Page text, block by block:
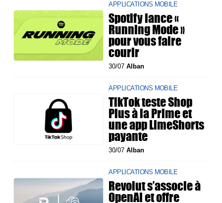
APPLICATIONS MOBILE
Spotify lance «
Running Mode »
pour vous faire
courir
30/07Alban
APPLICATIONS MOBILE
TikTok teste Shop
Plus à la Prime et
une app LimeShorts
payante
30/07Alban
APPLICATIONS MOBILE
Revolut s’associe à
OpenAI et offre